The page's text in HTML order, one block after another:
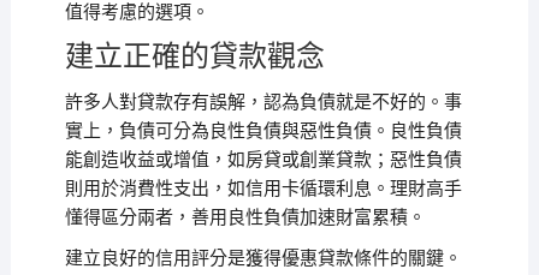
值得考慮的選項。
建立正確的貸款觀念
許多人對貸款存有誤解，認為負債就是不好的。事
實上，負債可分為良性負債與惡性負債。良性負債
能創造收益或增值，如房貸或創業貸款；惡性負債
則用於消費性支出，如信用卡循環利息。理財高手
懂得區分兩者，善用良性負債加速財富累積。
建立良好的信用評分是獲得優惠貸款條件的關鍵。